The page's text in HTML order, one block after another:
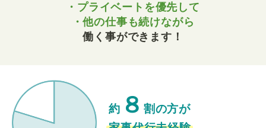
・プライベートを優先して
・他の仕事も続けながら
働く事ができます！
約 ８ 割の方が